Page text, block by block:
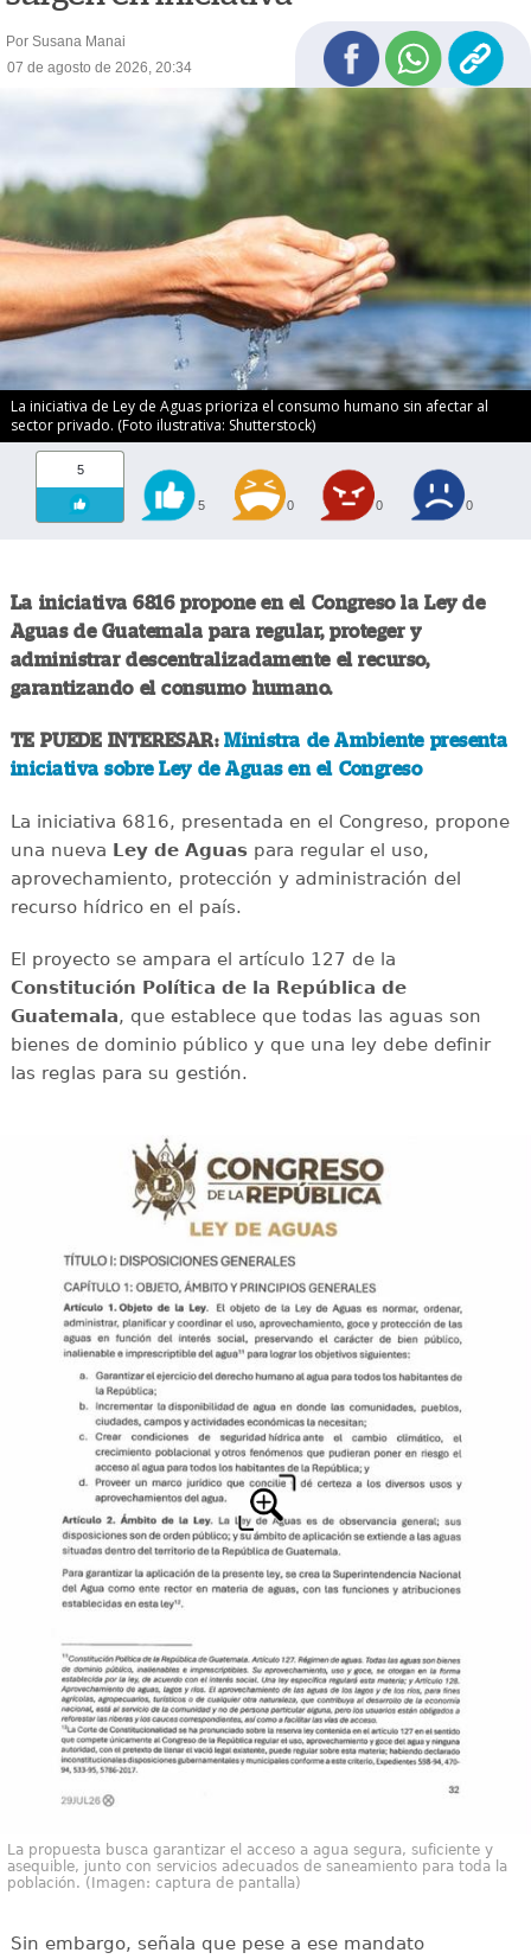
Por Susana Manai
07 de agosto de 2026, 20:34
La iniciativa de Ley de Aguas prioriza el consumo humano sin afectar al
sector privado. (Foto ilustrativa: Shutterstock)
5
5 0 0 0
La iniciativa 6816 propone en el Congreso la Ley de
Aguas de Guatemala para regular, proteger y
administrar descentralizadamente el recurso,
garantizando el consumo humano.
TE PUEDE INTERESAR:Ministra de Ambiente presenta
iniciativa sobre Ley de Aguas en el Congreso
La iniciativa 6816, presentada en el Congreso, propone
una nueva Ley de Aguaspara regular el uso,
aprovechamiento, protección y administración del
recurso hídrico en el país.
El proyecto se ampara el artículo 127 de la
Constitución Política de la República de
Guatemala, que establece que todas las aguas son
bienes de dominio público y que una ley debe definir
las reglas para su gestión.
La propuesta busca garantizar el acceso a agua segura, suficiente y
asequible, junto con servicios adecuados de saneamiento para toda la
población. (Imagen: captura de pantalla)
Sin embargo, señala que pese a ese mandato